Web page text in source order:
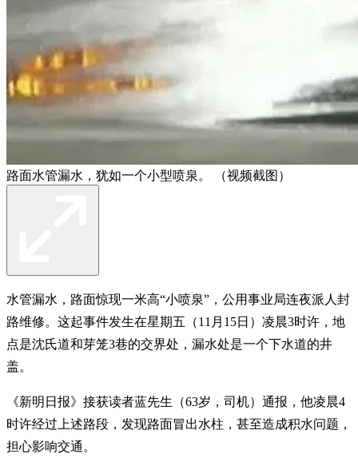
路面水管漏水，犹如一个小型喷泉。 （视频截图）
水管漏水，路面惊现一米高“小喷泉”，公用事业局连夜派人封
路维修。这起事件发生在星期五（11月15日）凌晨3时许，地
点是沈氏道和芽笼3巷的交界处，漏水处是一个下水道的井
盖。
《新明日报》接获读者蓝先生（63岁，司机）通报，他凌晨4
时许经过上述路段，发现路面冒出水柱，甚至造成积水问题，
担心影响交通。